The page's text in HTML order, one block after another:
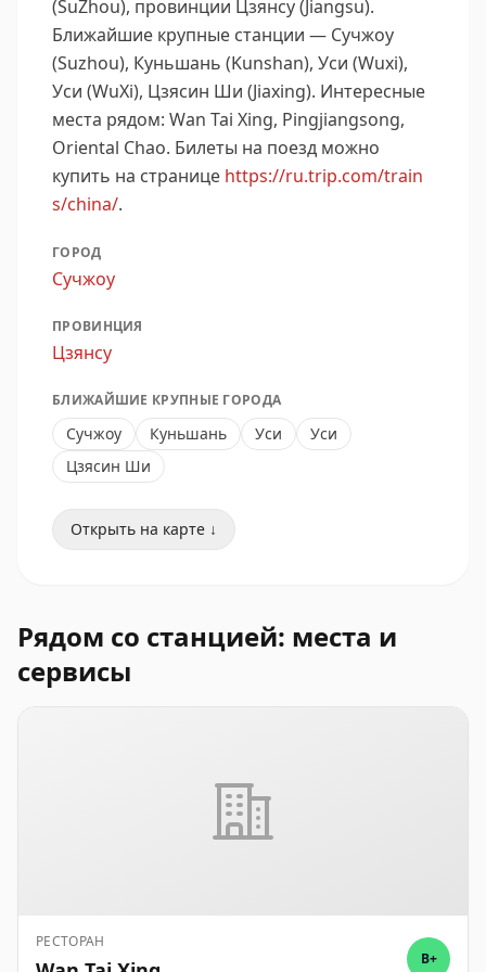
(SuZhou), провинции Цзянсу (Jiangsu).
Ближайшие крупные станции — Сучжоу
(Suzhou), Куньшань (Kunshan), Уси (Wuxi),
Уси (WuXi), Цзясин Ши (Jiaxing). Интересные
места рядом: Wan Tai Xing, Pingjiangsong,
Oriental Chao. Билеты на поезд можно
купить на странице https://ru.trip.com/train
s/china/.
ГОРОД
Сучжоу
ПРОВИНЦИЯ
Цзянсу
БЛИЖАЙШИЕ КРУПНЫЕ ГОРОДА
Сучжоу Куньшань Уси
Уси
Цзясин Ши
Открыть на карте ↓
Рядом со станцией: места и
сервисы
РЕСТОРАН
B+